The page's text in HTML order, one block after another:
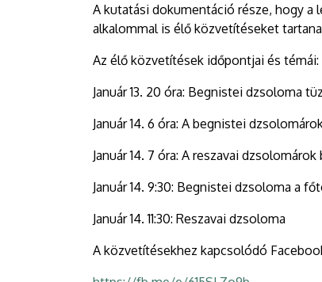
A kutatási dokumentáció része, hogy
alkalommal is élő közvetítéseket
Az élő közvetítések időpontjai és témái:
Január 13. 20 óra: Begnistei dzsoloma
Január 14. 6 óra: A begnistei
Január 14. 7 óra: A reszavai
Január 14. 9:30: Begnistei dzsoloma a
Január 14. 11:30: Reszavai dzsoloma
A közvetítésekhez kapcsolódó